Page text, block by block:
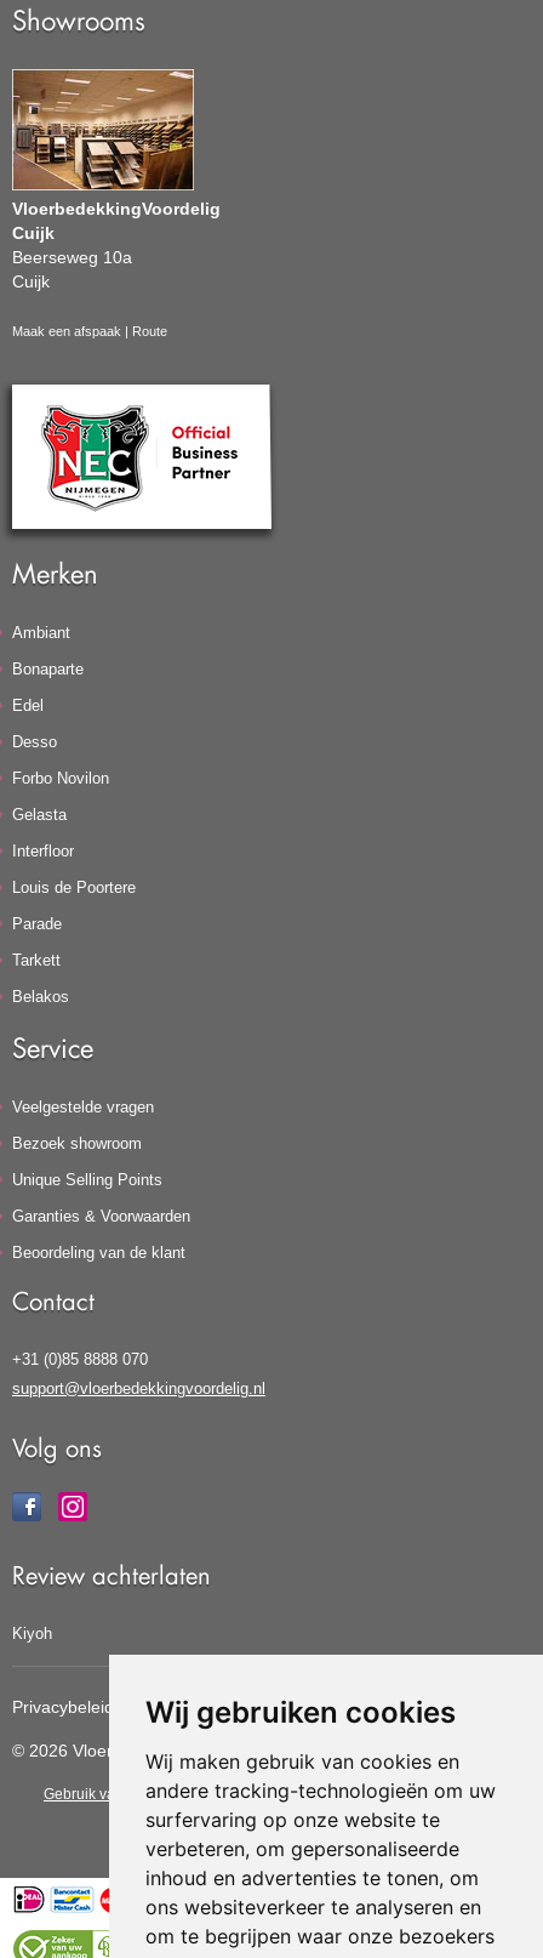
Wij gebruiken cookies
Wij maken gebruik van cookies en
andere tracking-technologieën om uw
surfervaring op onze website te
verbeteren, om gepersonaliseerde
inhoud en advertenties te tonen, om
ons websiteverkeer te analyseren en
om te begrijpen waar onze bezoekers
Showrooms
VloerbedekkingVoordelig
Cuijk
Beerseweg 10a
Cuijk
Maak een afspaak | Route
Merken
Ambiant
Bonaparte
Edel
Desso
Forbo Novilon
Gelasta
Interfloor
Louis de Poortere
Parade
Tarkett
Belakos
Service
Veelgestelde vragen
Bezoek showroom
Unique Selling Points
Garanties & Voorwaarden
Beoordeling van de klant
Contact
+31 (0)85 8888 070
support@vloerbedekkingvoordelig.nl
Volg ons
Review achterlaten
Kiyoh
Privacybeleid Cookiebeleid Update cookies voorkeuren
© 2026 Vloerbedekkingvoordelig
Gebruik van deze site betekent dat u dealgemene voorwaarden van CBW